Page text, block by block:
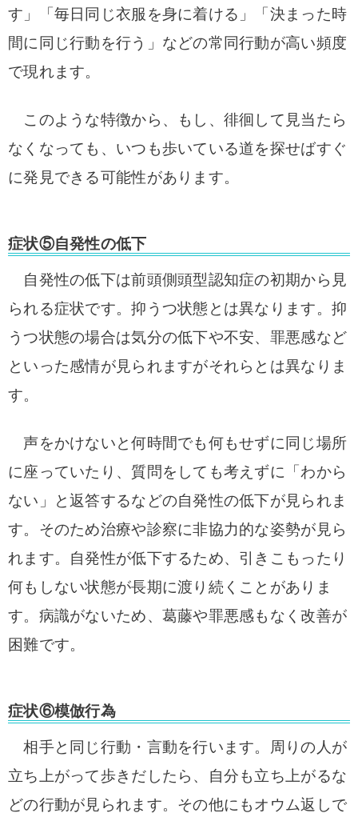
す」「毎日同じ衣服を身に着ける」「決まった時
間に同じ行動を行う」などの常同行動が高い頻度
で現れます。
このような特徴から、もし、徘徊して見当たら
なくなっても、いつも歩いている道を探せばすぐ
に発見できる可能性があります。
症状⑤自発性の低下
自発性の低下は前頭側頭型認知症の初期から見
られる症状です。抑うつ状態とは異なります。抑
うつ状態の場合は気分の低下や不安、罪悪感など
といった感情が見られますがそれらとは異なりま
す。
声をかけないと何時間でも何もせずに同じ場所
に座っていたり、質問をしても考えずに「わから
ない」と返答するなどの自発性の低下が見られま
す。そのため治療や診察に非協力的な姿勢が見ら
れます。自発性が低下するため、引きこもったり
何もしない状態が長期に渡り続くことがありま
す。病識がないため、葛藤や罪悪感もなく改善が
困難です。
症状⑥模倣行為
相手と同じ行動・言動を行います。周りの人が
立ち上がって歩きだしたら、自分も立ち上がるな
どの行動が見られます。その他にもオウム返しで